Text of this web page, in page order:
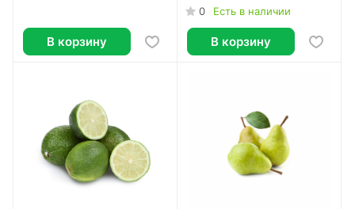
В корзину
0 Есть в наличии
В корзину